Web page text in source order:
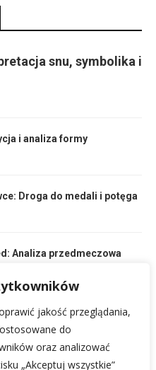
jakość przeglądania,
do
oraz analizować
„Akceptuj wszystkie”
snu, symbolika i
i analiza formy
Droga do medali i potęga
Analiza przedmeczowa
przewodnik po idealnym